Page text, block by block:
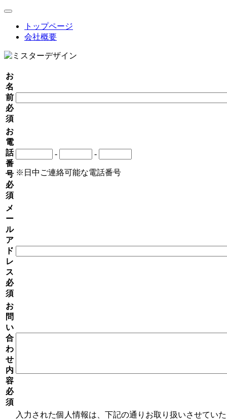
toggle
navigationトップページ
会社概要
お
名
前
必
須
お
電
話
番
号
必
須
- -
※日中ご連絡可能な電話番号
メ
ー
ル
ア
ド
レ
ス
必
須
お
問
い
合
わ
せ
内
容
必
須
入力された個人情報は、下記の通りお取り扱いさせてい